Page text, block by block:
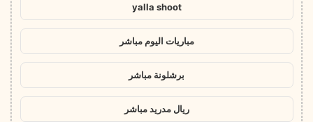
yalla shoot
مباريات اليوم مباشر
برشلونة مباشر
ريال مدريد مباشر